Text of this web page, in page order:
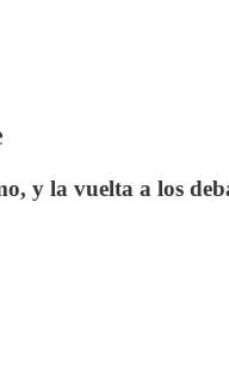
y la vuelta a los